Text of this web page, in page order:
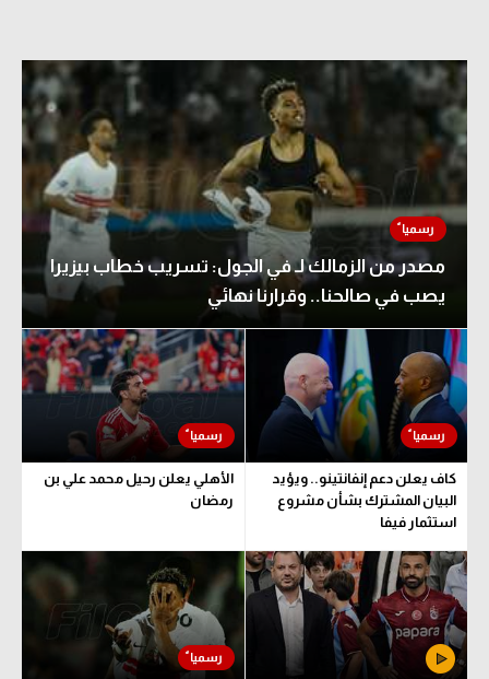
مصدر من الزمالك لـ في الجول: تسريب خطاب بيزيرا
يصب في صالحنا.. وقرارنا نهائي
كاف يعلن دعم إنفانتينو.. ويؤيد
البيان المشترك بشأن مشروع
استثمار فيفا
الأهلي يعلن رحيل محمد علي بن
رمضان